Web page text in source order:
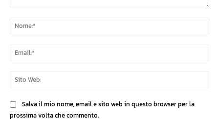
Salva il mio nome, email e sito web in questo browser per la
prossima volta che commento.